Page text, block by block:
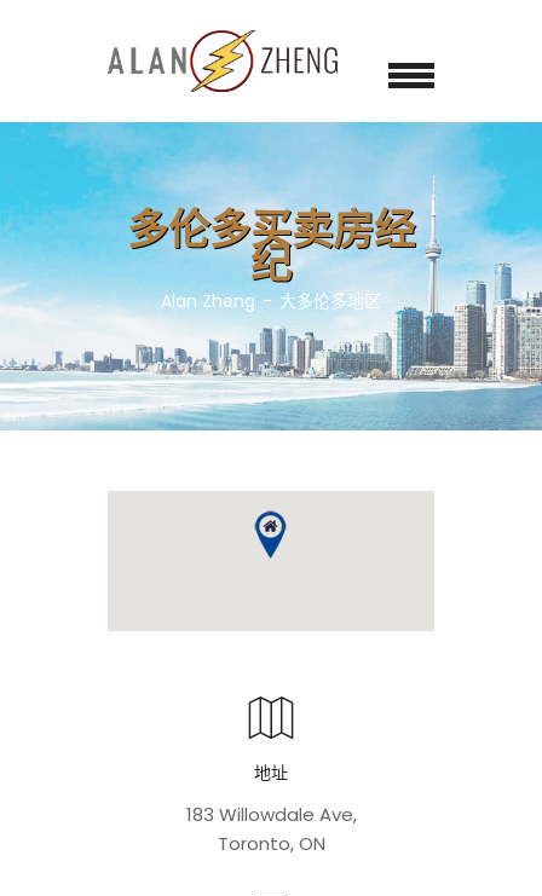
多伦多买卖房经
纪
Alan Zheng 大多伦多地区
地址
183 Willowdale Ave,
Toronto, ON